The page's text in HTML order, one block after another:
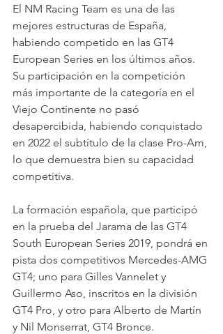
El NM Racing Team es una de las
mejores estructuras de España,
habiendo competido en las GT4
European Series en los últimos años.
Su participación en la competición
más importante de la categoría en el
Viejo Continente no pasó
desapercibida, habiendo conquistado
en 2022 el subtítulo de la clase Pro-Am,
lo que demuestra bien su capacidad
competitiva.
La formación española, que participó
en la prueba del Jarama de las GT4
South European Series 2019, pondrá en
pista dos competitivos Mercedes-AMG
GT4; uno para Gilles Vannelet y
Guillermo Aso, inscritos en la división
GT4 Pro, y otro para Alberto de Martín
y Nil Monserrat, GT4 Bronce.